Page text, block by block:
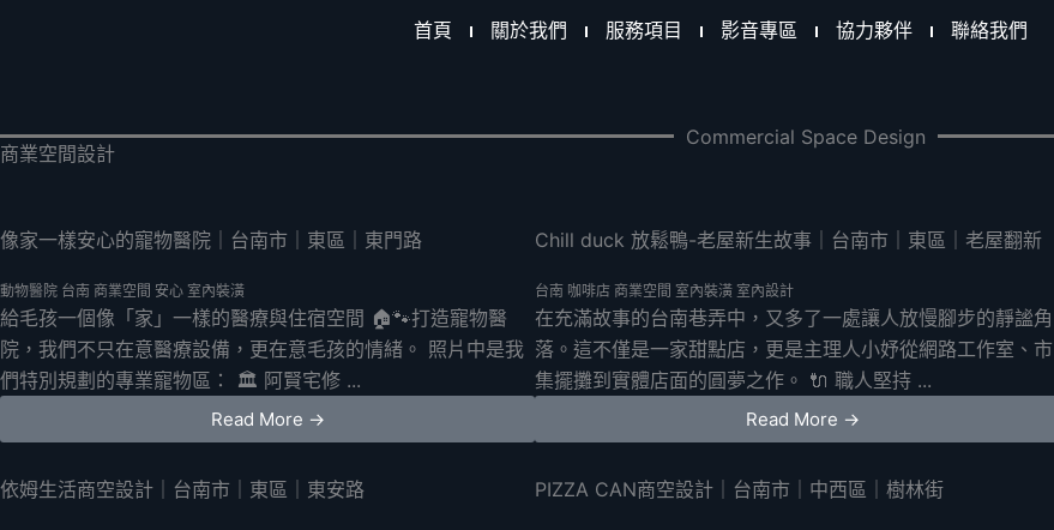
內
容
首頁 關於我們 服務項目 影音專區 協力夥伴 聯絡我們
Commercial Space Design
商業空間設計
像家一樣安心的寵物醫院｜台南市｜東區｜東門路
動物醫院 台南 商業空間 安心 室內裝潢
給毛孩一個像「家」一樣的醫療與住宿空間 🏠🐾打造寵物醫
院，我們不只在意醫療設備，更在意毛孩的情緒。 照片中是我
們特別規劃的專業寵物區： 🏛️ 阿賢宅修 ...
Read More →
Chill duck 放鬆鴨-老屋新生故事｜台南市｜東區｜老屋翻新
台南 咖啡店 商業空間 室內裝潢 室內設計
在充滿故事的台南巷弄中，又多了一處讓人放慢腳步的靜謐角
落。這不僅是一家甜點店，更是主理人小妤從網路工作室、市
集擺攤到實體店面的圓夢之作。 🔌 職人堅持 ...
Read More →
依姆生活商空設計｜台南市｜東區｜東安路 PIZZA CAN商空設計｜台南市｜中西區｜樹林街